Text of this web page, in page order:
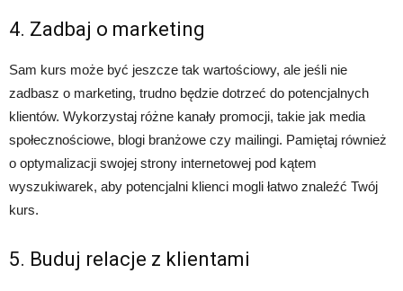
4. Zadbaj o marketing
Sam kurs może być jeszcze tak wartościowy, ale jeśli nie
zadbasz o marketing, trudno będzie dotrzeć do potencjalnych
klientów. Wykorzystaj różne kanały promocji, takie jak media
społecznościowe, blogi branżowe czy mailingi. Pamiętaj również
o optymalizacji swojej strony internetowej pod kątem
wyszukiwarek, aby potencjalni klienci mogli łatwo znaleźć Twój
kurs.
5. Buduj relacje z klientami